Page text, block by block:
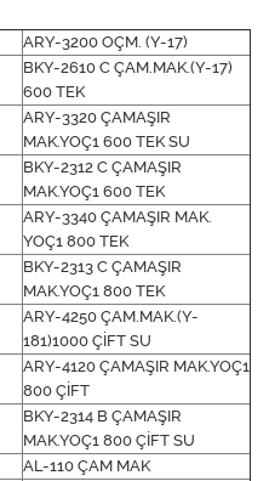
ARY-3200 OÇM. (Y-17)
BKY-2610 C ÇAM.MAK.(Y-17)
600 TEK
ARY-3320 ÇAMAŞIR
MAK.YOÇ1 600 TEK SU
BKY-2312 C ÇAMAŞIR
MAK.YOÇ1 600 TEK
ARY-3340 ÇAMAŞIR MAK.
YOÇ1 800 TEK
BKY-2313 C ÇAMAŞIR
MAK.YOÇ1 800 TEK
ARY-4250 ÇAM.MAK.(Y-
181)1000 ÇİFT SU
ARY-4120 ÇAMAŞIR MAK.YOÇ1
800 ÇİFT
BKY-2314 B ÇAMAŞIR
MAK.YOÇ1 800 ÇİFT SU
AL-110 ÇAM MAK